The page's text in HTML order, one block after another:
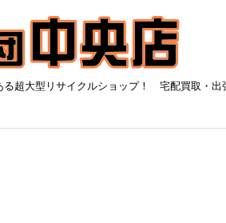
超大型リサイクルショップ！ 宅配買取・出